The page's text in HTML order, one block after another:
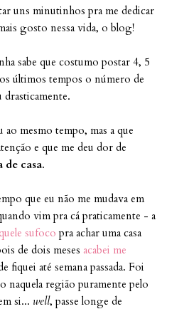
uns minutinhos pra me dedicar
gosto nessa vida, o blog!
sabe que costumo postar 4, 5
últimos tempos o número de
mesmo tempo, mas a que
e que me deu dor de
de casa.
que eu não me mudava em
vim pra cá praticamente - a
sufoco pra achar uma casa
de dois meses acabei me
fiquei até semana passada. Foi
naquela região puramente pelo
si... well, passe longe de